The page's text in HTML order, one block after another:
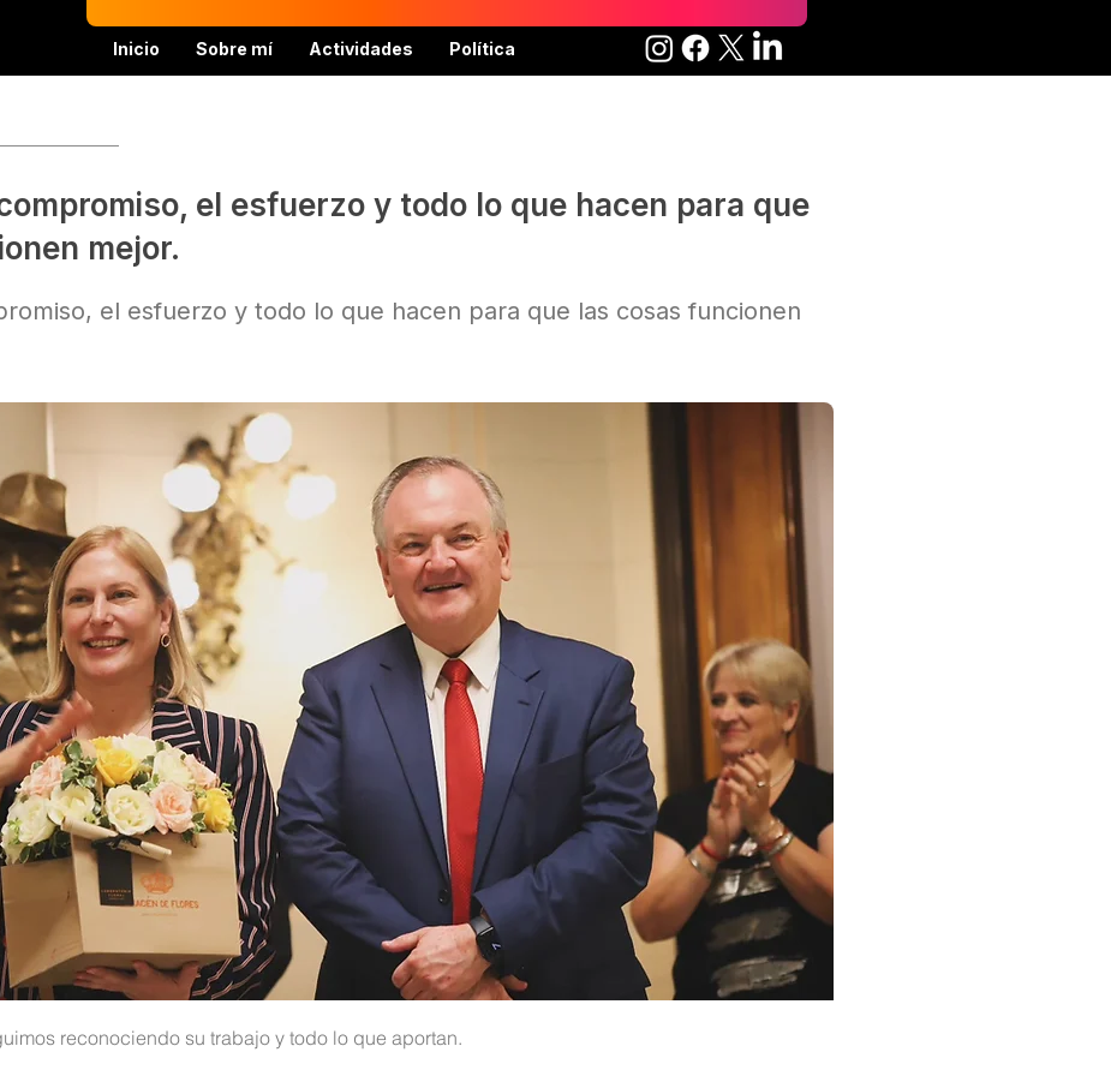
Inicio Sobre mí Actividades Política
el esfuerzo y todo lo que hacen para que
mejor.
el esfuerzo y todo lo que hacen para que las cosas funcionen
reconociendo su trabajo y todo lo que aportan.